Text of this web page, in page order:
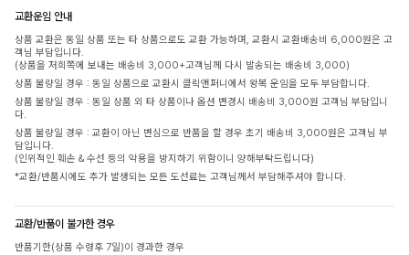
교환운임 안내
상품 교환은 동일 상품 또는 타 상품으로도 교환 가능하며, 교환시 교환배송비 6,000원은 고
객님 부담입니다.
(상품을 저희쪽에 보내는 배송비 3,000+고객님께 다시 발송되는 배송비 3,000)
상품 불량일 경우 : 동일 상품으로 교환시 클릭앤퍼니에서 왕복 운임을 모두 부담합니다.
상품 불량일 경우 : 동일 상품 외 타 상품이나 옵션 변경시 배송비 3,000원 고객님 부담입니
다.
상품 불량일 경우 : 교환이 아닌 변심으로 반품을 할 경우 초기 배송비 3,000원은 고객님 부
담입니다.
(인위적인 훼손 & 수선 등의 악용을 방지하기 위함이니 양해부탁드립니다)
*교환/반품시에도 추가 발생되는 모든 도선료는 고객님께서 부담해주셔야 합니다.
교환/반품이 불가한 경우
반품기한(상품 수령후 7일)이 경과한 경우